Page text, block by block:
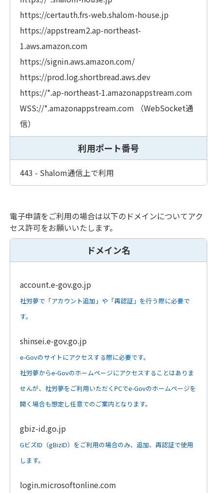
https://certauth.frs-web.shalom-house.jp
https://appstream2.ap-northeast-
1.aws.amazon.com
https://signin.aws.amazon.com/
https://prod.log.shortbread.aws.dev
https://*.ap-northeast-1.amazonappstream.com
WSS://*.amazonappstream.com （WebSocket通
信）
利用ポート番号
443 - Shalom通信上で利用
電子申請をご利用の場合は以下のドメインについてアク
セス許可をお願いいたします。
ドメイン名
account.e-gov.go.jp
社労夢で「アカウント追加」や「再認証」を行う際に必要で
す。
shinsei.e-gov.go.jp
e-Govのサイトにアクセスする際に必要です。
社労夢からe-Govのホームページにアクセスすることはありま
せんが、社労夢をご利用いただくPCでe-Govのホームページを
開く場合も想定し任意でのご案内となります。
gbiz-id.go.jp
GビズID（gBizID）をご利用の場合のみ、追加、再認証で使用
します。
login.microsoftonline.com